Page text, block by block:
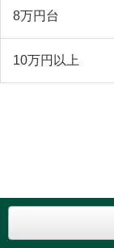
8万円台
10万円以上